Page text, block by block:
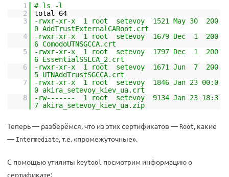
1
# ls -l
2
total 64
3
-rwxr-xr-x 1 root setevoy 1521 May 30 200
0 AddTrustExternalCARoot.crt
4
-rwxr-xr-x 1 root setevoy 1679 Dec 1 200
6 ComodoUTNSGCCA.crt
5
-rwxr-xr-x 1 root setevoy 1797 Dec 1 200
6 EssentialSSLCA_2.crt
6
-rwxr-xr-x 1 root setevoy 1671 Jun 7 200
5 UTNAddTrustSGCCA.crt
7
-rwxr-xr-x 1 root setevoy 1846 Jan 23 00:0
0 akira_setevoy_kiev_ua.crt
8
-rw------- 1 root setevoy 9134 Jan 23 18:3
7 akira_setevoy_kiev_ua.zip
Теперь — разберёмся, что из этих сертификатов — Root, какие
— Intermediate, т.е. «промежуточные».
С помощью утилиты keytool посмотрим информацию о
сертификате: